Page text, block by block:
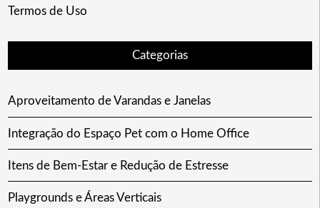
Termos de Uso
Categorias
Aproveitamento de Varandas e Janelas
Integração do Espaço Pet com o Home Office
Itens de Bem-Estar e Redução de Estresse
Playgrounds e Áreas Verticais